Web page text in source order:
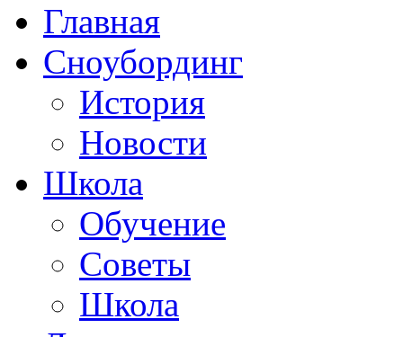
Главная
Сноубординг
История
Новости
Школа
Обучение
Советы
Школа